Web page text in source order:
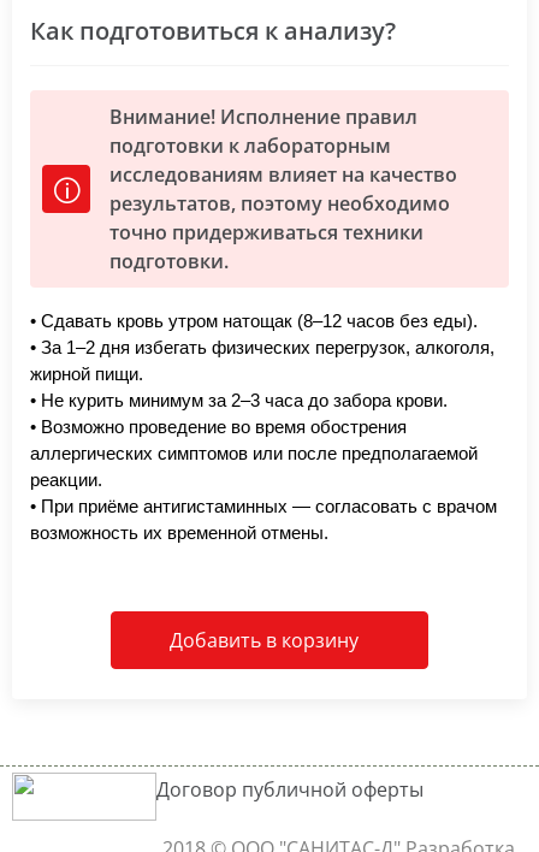
Как подготовиться к анализу?
Внимание! Исполнение правил
подготовки к лабораторным
исследованиям влияет на качество
результатов, поэтому необходимо
точно придерживаться техники
подготовки.
• Сдавать кровь утром натощак (8–12 часов без еды).
• За 1–2 дня избегать физических перегрузок, алкоголя,
жирной пищи.
• Не курить минимум за 2–3 часа до забора крови.
• Возможно проведение во время обострения
аллергических симптомов или после предполагаемой
реакции.
• При приёме антигистаминных — согласовать с врачом
возможность их временной отмены.
Добавить в корзину
Договор публичной оферты